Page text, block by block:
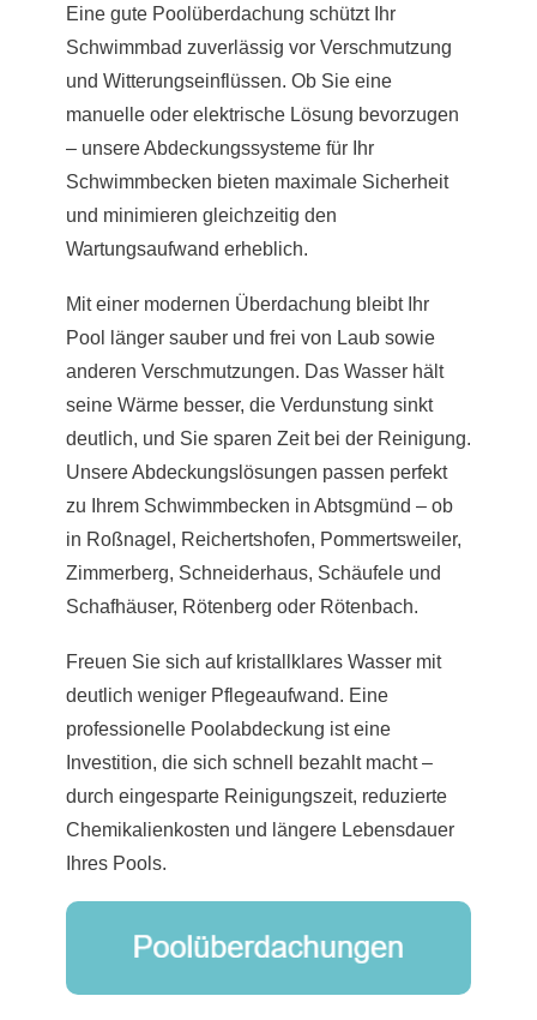
Eine gute Poolüberdachung schützt Ihr
Schwimmbad zuverlässig vor Verschmutzung
und Witterungseinflüssen. Ob Sie eine
manuelle oder elektrische Lösung bevorzugen
– unsere Abdeckungssysteme für Ihr
Schwimmbecken bieten maximale Sicherheit
und minimieren gleichzeitig den
Wartungsaufwand erheblich.
Mit einer modernen Überdachung bleibt Ihr
Pool länger sauber und frei von Laub sowie
anderen Verschmutzungen. Das Wasser hält
seine Wärme besser, die Verdunstung sinkt
deutlich, und Sie sparen Zeit bei der Reinigung.
Unsere Abdeckungslösungen passen perfekt
zu Ihrem Schwimmbecken in Abtsgmünd – ob
in Roßnagel, Reichertshofen, Pommertsweiler,
Zimmerberg, Schneiderhaus, Schäufele und
Schafhäuser, Rötenberg oder Rötenbach.
Freuen Sie sich auf kristallklares Wasser mit
deutlich weniger Pflegeaufwand. Eine
professionelle Poolabdeckung ist eine
Investition, die sich schnell bezahlt macht –
durch eingesparte Reinigungszeit, reduzierte
Chemikalienkosten und längere Lebensdauer
Ihres Pools.